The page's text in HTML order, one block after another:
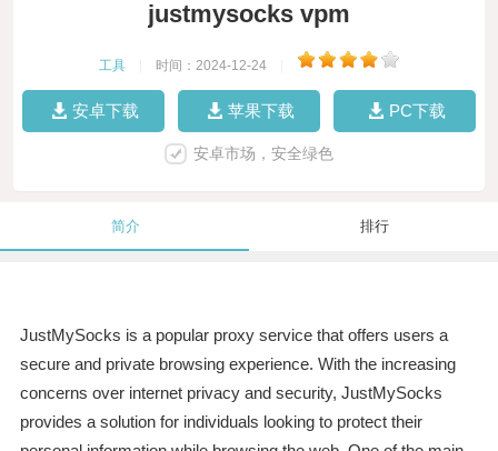
justmysocks vpm
工具 时间：2024-12-24
安卓下载 苹果下载 PC下载
安卓市场，安全绿色
简介 排行
JustMySocks is a popular proxy service that offers users a
secure and private browsing experience. With the increasing
concerns over internet privacy and security, JustMySocks
provides a solution for individuals looking to protect their